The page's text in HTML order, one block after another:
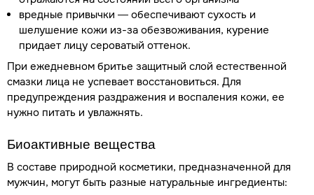
вредные привычки — обеспечивают сухость и
шелушение кожи из-за обезвоживания, курение
придает лицу сероватый оттенок.
При ежедневном бритье защитный слой естественной
смазки лица не успевает восстановиться. Для
предупреждения раздражения и воспаления кожи, ее
нужно питать и увлажнять.
Биоактивные вещества
В составе природной косметики, предназначенной для
мужчин, могут быть разные натуральные ингредиенты: